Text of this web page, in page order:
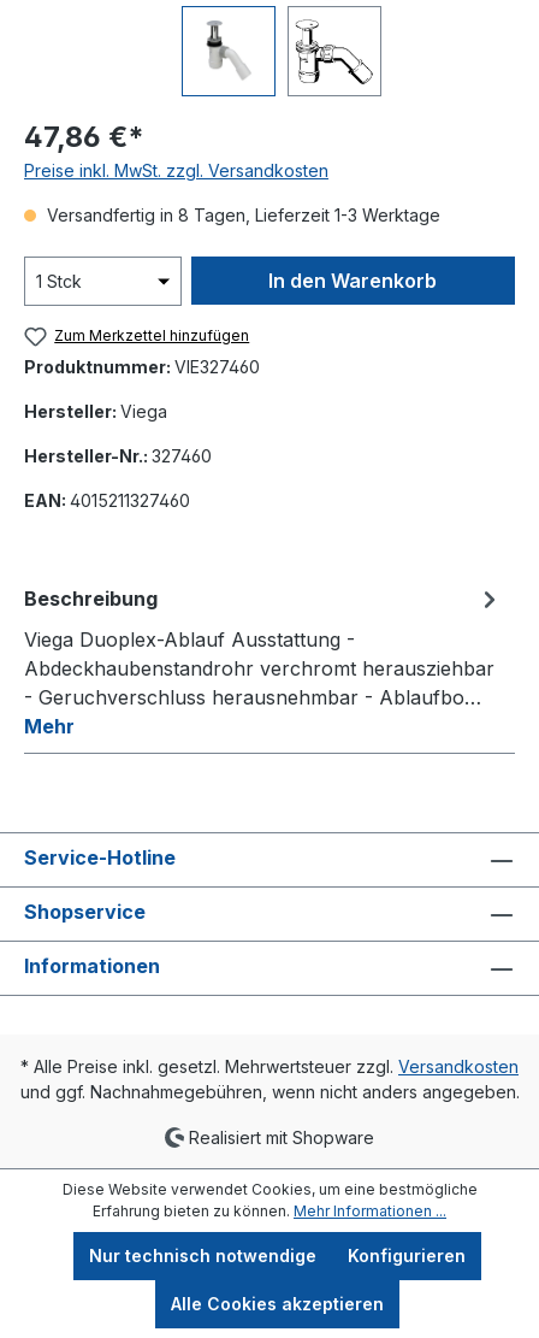
47,86 €*
Preise inkl. MwSt. zzgl. Versandkosten
Versandfertig in 8 Tagen, Lieferzeit 1-3 Werktage
In den Warenkorb
Zum Merkzettel hinzufügen
Produktnummer: VIE327460
Hersteller: Viega
Hersteller-Nr.: 327460
EAN: 4015211327460
Beschreibung
Viega Duoplex-Ablauf Ausstattung -
Abdeckhaubenstandrohr verchromt herausziehbar
- Geruchverschluss herausnehmbar - Ablaufbo…
Mehr
Service-Hotline
Shopservice
Informationen
* Alle Preise inkl. gesetzl. Mehrwertsteuer zzgl. Versandkosten
und ggf. Nachnahmegebühren, wenn nicht anders angegeben.
Realisiert mit Shopware
Diese Website verwendet Cookies, um eine bestmögliche
Erfahrung bieten zu können. Mehr Informationen ...
Nur technisch notwendige Konfigurieren
Alle Cookies akzeptieren